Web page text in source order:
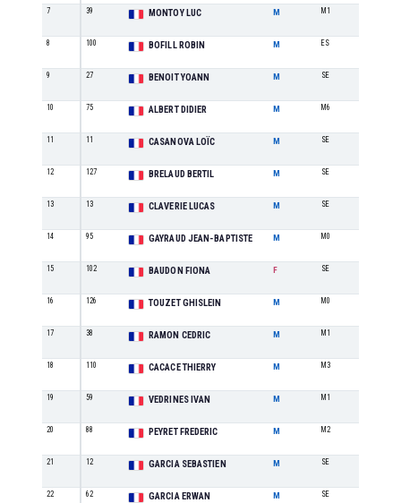
7 39 MONTOY LUC M M1
8 100 BOFILL ROBIN M ES
9 27 BENOIT YOANN M SE
10 75 ALBERT DIDIER M M6
11 11 CASANOVA LOÏC M SE
12 127 BRELAUD BERTIL M SE
13 13 CLAVERIE LUCAS M SE
14 95 GAYRAUD JEAN-BAPTISTE M M0
15 102 BAUDON FIONA F SE
16 126 TOUZET GHISLEIN M M0
17 38 RAMON CEDRIC M M1
18 110 CACACE THIERRY M M3
19 59 VEDRINES IVAN M M1
20 88 PEYRET FREDERIC M M2
21 12 GARCIA SEBASTIEN M SE
22 62 GARCIA ERWAN M SE